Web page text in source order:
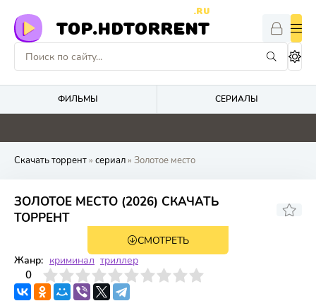
TOP.HDTORRENT
.RU
ФИЛЬМЫ СЕРИАЛЫ
3 0 4.8 0
Скачать торрент» сериал» Золотое место
ЗОЛОТОЕ МЕСТО (2026) СКАЧАТЬ
ТОРРЕНТ
1 сезон 10 серияСМОТРЕТЬ
Жанр: криминал триллер
0
4 6 7 8 9 10